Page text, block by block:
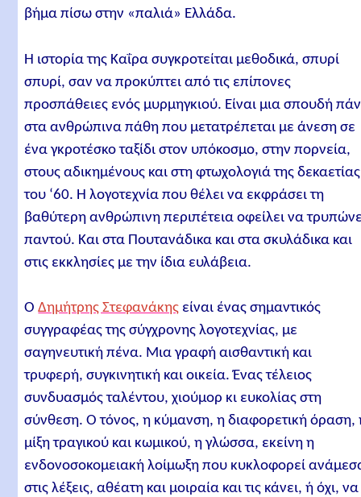
βήμα πίσω στην «παλιά» Ελλάδα.
Η ιστορία της Καΐρα συγκροτείται μεθοδικά, σπυρί
σπυρί, σαν να προκύπτει από τις επίπονες
προσπάθειες ενός μυρμηγκιού. Είναι μια σπουδή
στα ανθρώπινα πάθη που μετατρέπεται με άνεση σε
ένα γκροτέσκο ταξίδι στον υπόκοσμο, στην πορνεία,
στους αδικημένους και στη φτωχολογιά της δεκαετίας
του ‘60. Η λογοτεχνία που θέλει να εκφράσει τη
βαθύτερη ανθρώπινη περιπέτεια οφείλει να
παντού. Και στα Πουτανάδικα και στα σκυλάδικα και
στις εκκλησίες με την ίδια ευλάβεια.
ΟΔημήτρης Στεφανάκης είναι ένας σημαντικός
συγγραφέας της σύγχρονης λογοτεχνίας, με
σαγηνευτική πένα. Μια γραφή αισθαντική και
τρυφερή, συγκινητική και οικεία. Ένας τέλειος
συνδυασμός ταλέντου, χιούμορ κι ευκολίας στη
σύνθεση. Ο τόνος, η κύμανση, η διαφορετική όραση,
μίξη τραγικού και κωμικού, η γλώσσα, εκείνη η
ενδονοσοκομειακή λοίμωξη που κυκλοφορεί
στις λέξεις, αθέατη και μοιραία και τις κάνει, ή όχι, να